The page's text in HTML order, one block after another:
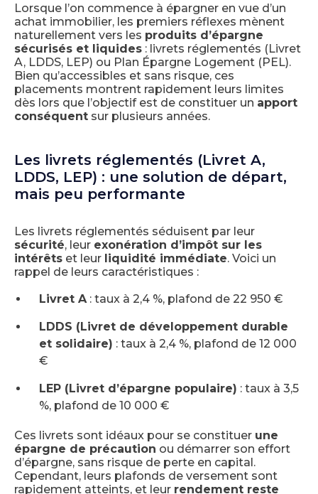
Lorsque l’on commence à épargner en vue d’un
achat immobilier, les premiers réflexes mènent
naturellement vers les produits d’épargne
sécurisés et liquides : livrets réglementés (Livret
A, LDDS, LEP) ou Plan Épargne Logement (PEL).
Bien qu’accessibles et sans risque, ces
placements montrent rapidement leurs limites
dès lors que l’objectif est de constituer un apport
conséquent sur plusieurs années.
Les livrets réglementés (Livret A,
LDDS, LEP) : une solution de départ,
mais peu performante
Les livrets réglementés séduisent par leur
sécurité, leur exonération d’impôt sur les
intérêts et leur liquidité immédiate. Voici un
rappel de leurs caractéristiques :
Livret A: taux à 2,4 %, plafond de 22 950 €
LDDS (Livret de développement durable
et solidaire) : taux à 2,4 %, plafond de 12 000
€
LEP (Livret d’épargne populaire) : taux à 3,5
%, plafond de 10 000 €
Ces livrets sont idéaux pour se constituer une
épargne de précaution ou démarrer son effort
d’épargne, sans risque de perte en capital.
Cependant, leurs plafonds de versement sont
rapidement atteints, et leur rendement reste